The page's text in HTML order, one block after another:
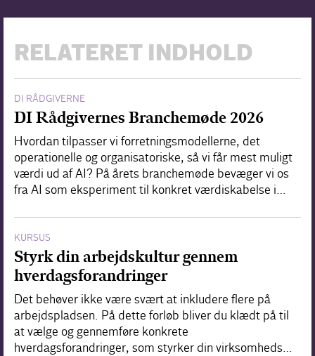
RELATERET INDHOLD
DI RÅDGIVERNE
DI Rådgivernes Branchemøde 2026
Hvordan tilpasser vi forretningsmodellerne, det
operationelle og organisatoriske, så vi får mest muligt
værdi ud af AI? På årets branchemøde bevæger vi os
fra AI som eksperiment til konkret værdiskabelse i…
KURSUS
Styrk din arbejdskultur gennem
hverdagsforandringer
Det behøver ikke være svært at inkludere flere på
arbejdspladsen. På dette forløb bliver du klædt på til
at vælge og gennemføre konkrete
hverdagsforandringer, som styrker din virksomheds…